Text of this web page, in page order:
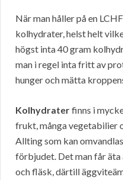
När man håller på en
kolhydrater, helst helt
högst inta 40 gram
man i regel inta fritt av
hunger och mätta
Kolhydraterfinns i
frukt, många vegetabilier
Allting som kan
förbjudet. Det man får
och fläsk, därtill